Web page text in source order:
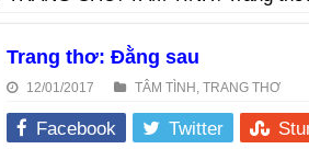
Trang thơ: Đằng sau
12/01/2017 TÂM TÌNH , TRANG THƠ
Facebook Twitter